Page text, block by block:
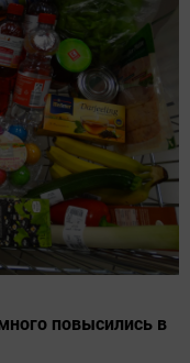
повысились в